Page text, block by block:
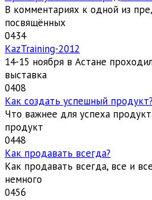
В комментариях к одной из
посвящённых
0434
KazTraining-2012
14-15 ноября в Астане
выставка
0408
Как создать успешный продукт?
Что важнее для успеха
продукт
0448
Как продавать всегда?
Как продавать всегда, все и
немного
0456